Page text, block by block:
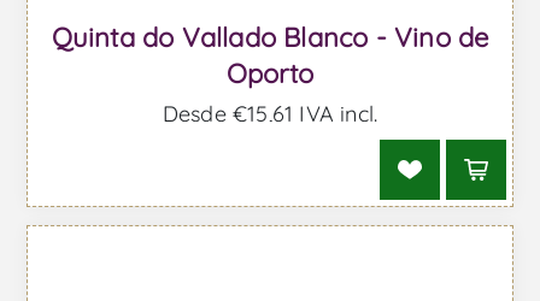
Quinta do Vallado Blanco - Vino de
Oporto
Desde €15,61 IVA incl.